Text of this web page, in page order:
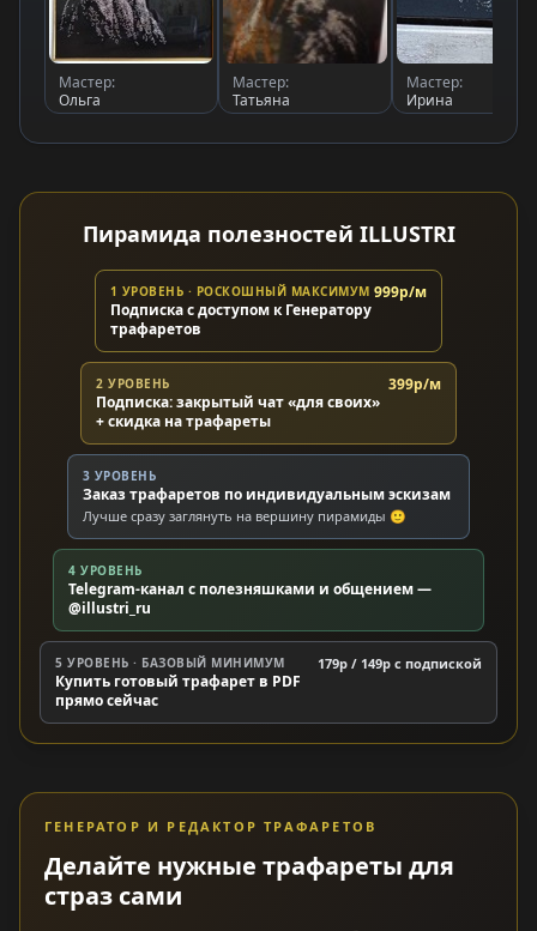
Мастер:
Ольга
Мастер:
Татьяна
Мастер:
Ирина
Пирамида полезностей ILLUSTRI
1 УРОВЕНЬ · РОСКОШНЫЙ МАКСИМУМ
Подписка с доступом к Генератору
трафаретов
999р/м
2 УРОВЕНЬ
Подписка: закрытый чат «для своих»
+ скидка на трафареты
399р/м
3 УРОВЕНЬ
Заказ трафаретов по индивидуальным эскизам
Лучше сразу заглянуть на вершину пирамиды 🙂
4 УРОВЕНЬ
Telegram-канал с полезняшками и общением —
@illustri_ru
5 УРОВЕНЬ · БАЗОВЫЙ МИНИМУМ
Купить готовый трафарет в PDF
прямо сейчас
179р / 149р c подпиской
ГЕНЕРАТОР И РЕДАКТОР ТРАФАРЕТОВ
Делайте нужные трафареты для
страз сами